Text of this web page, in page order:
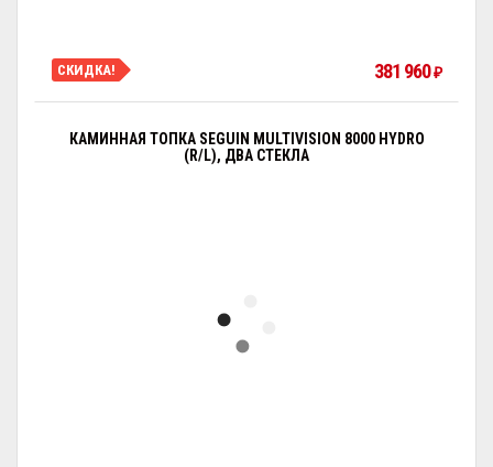
СКИДКА! 381 960₽
КАМИННАЯ ТОПКА SEGUIN MULTIVISION 8000 HYDRO
(R/L), ДВА СТЕКЛА